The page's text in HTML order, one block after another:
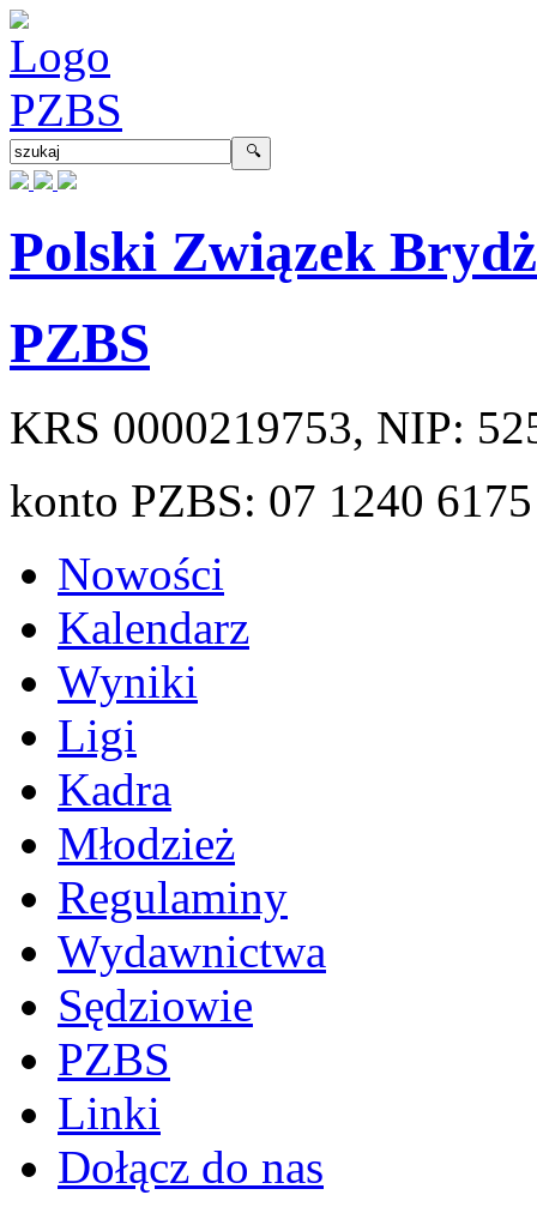
Polski Związek
PZBS
KRS 0000219753, NIP:
konto PZBS: 07 1240
Nowości
Kalendarz
Wyniki
Ligi
Kadra
Młodzież
Regulaminy
Wydawnictwa
Sędziowie
PZBS
Linki
Dołącz do nas